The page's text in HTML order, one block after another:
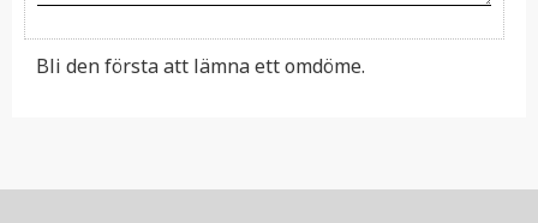
Bli den första att lämna ett omdöme.